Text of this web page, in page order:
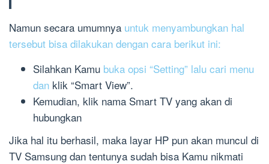
Namun secara umumnya untuk menyambungkan hal
tersebut bisa dilakukan dengan cara berikut ini:
Silahkan Kamu buka opsi “Setting” lalu cari menu
dan klik “Smart View”.
Kemudian, klik nama Smart TV yang akan di
hubungkan
Jika hal itu berhasil, maka layar HP pun akan muncul di
TV Samsung dan tentunya sudah bisa Kamu nikmati